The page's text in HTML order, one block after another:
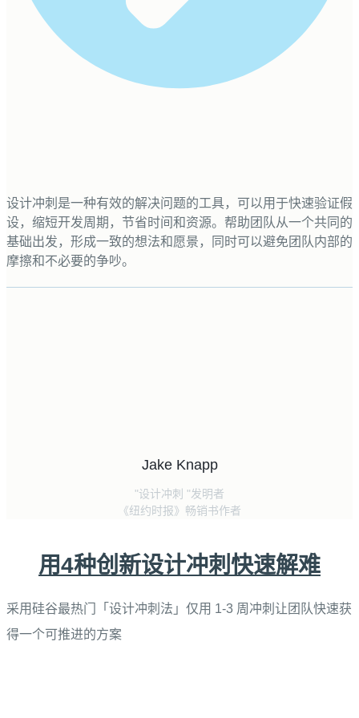
设计冲刺是一种有效的解决问题的工具，可以用于快速验证假
设，缩短开发周期，节省时间和资源。帮助团队从一个共同的
基础出发，形成一致的想法和愿景，同时可以避免团队内部的
摩擦和不必要的争吵。
Jake Knapp
"设计冲刺 "发明者
《纽约时报》畅销书作者
用4种创新设计冲刺快速解难
采用硅谷最热门「设计冲刺法」仅用 1-3 周冲刺让团队快速获
得一个可推进的方案